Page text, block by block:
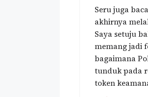
Seru juga
akhirnya
Saya setuju
memang jadi
bagaimana
tunduk pada
token